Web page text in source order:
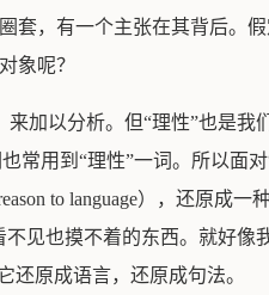
套，有一个主张在其背后。
象呢？
加以分析。但“理性”也是我
常用到“理性”一词。所以面
to language），还原成一
见也摸不着的东西。就好
还原成语言，还原成句法。